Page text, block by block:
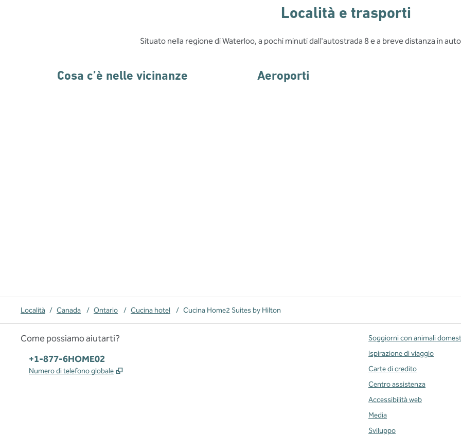
Località e trasporti
Situato nella regione di Waterloo, a pochi minuti dall'autostrada 8 e a breve distanza in
Cosa c’è nelle vicinanze Aeroporti
Località / Canada / Ontario / Cucina hotel / Cucina Home2 Suites by Hilton
Come possiamo aiutarti?
Telefono:
+1-877-6HOME02
Numero di telefono globale ,
Soggiorni con animali
Ispirazione di viaggio
Carte di credito
Centro assistenza
Accessibilità web
Media
Sviluppo